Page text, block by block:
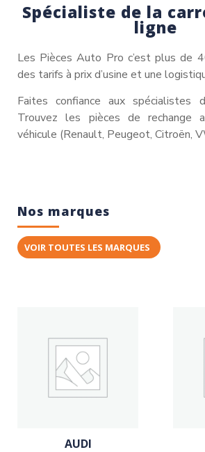
Spécialiste de la
ligne
Les Pièces Auto Pro c’est plus de
des tarifs à prix d’usine et une
Faites confiance aux spécialistes
Trouvez les pièces de rechange
véhicule (Renault, Peugeot, Citroën,
Nos marques
VOIR TOUTES LES MARQUES
AUDI